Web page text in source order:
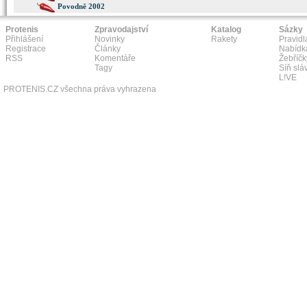
Povodně 2002
Protenis
Přihlášení
Registrace
RSS
Zpravodajství
Novinky
Články
Komentáře
Tagy
Katalog
Rakety
Sázky
Síň
L!VE
PROTENIS.CZ všechna práva vyhrazena